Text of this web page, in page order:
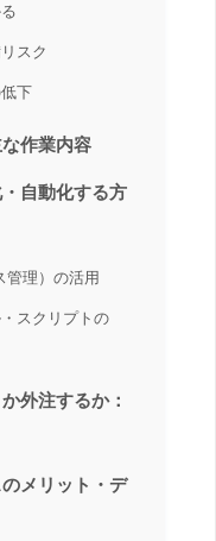
スク
下
作業内容
自動化する方
管理）の活用
スクリプトの
外注するか：
メリット・デ